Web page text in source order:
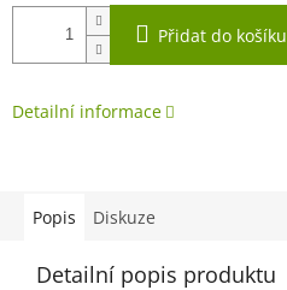
Přidat do košíku
Detailní informace
Popis Diskuze
Detailní popis produktu